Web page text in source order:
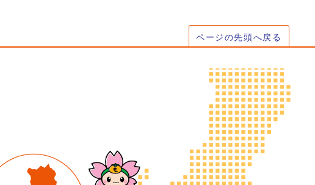
ページの先頭へ戻る